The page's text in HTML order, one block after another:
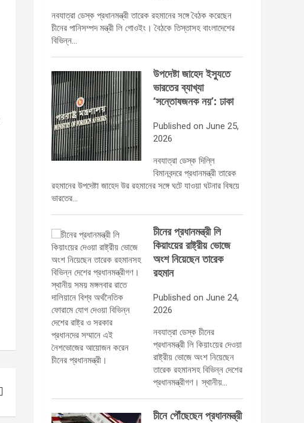
নবযাত্রা ডেস্ক প্রধানমন্ত্রী তারেক রহমানের সঙ্গে বৈঠক করেছেন
চীনের পানিসম্পদ মন্ত্রী লি গোওইং। বৈঠকে তিস্তাসহ বাংলাদেশের
বিভিন্ন…
উপদেষ্টা জাহেদ ইস্যুতে
ভারতের ব্যাখ্যা
‘সন্তোষজনক নয়’: ঢাকা
Published on June 25,
2026
নবযাত্রা ডেস্ক দিল্লি
বিমানবন্দরে প্রধানমন্ত্রী তারেক
রহমানের উপদেষ্টা জাহেদ উর রহমানের সঙ্গে ঘটে যাওয়া ঘটনার বিষয়ে
ভারতের…
চীনের প্রধানমন্ত্রী লি
কিয়াংয়ের রাষ্ট্রীয় ভোজে
অংশ নিয়েছেন তারেক
রহমান
Published on June 24,
2026
নবযাত্রা ডেস্ক চীনের
প্রধানমন্ত্রী লি কিয়াংয়ের দেওয়া
রাষ্ট্রীয় ভোজে অংশ নিয়েছেন
তারেক রহমানসহ বিভিন্ন দেশের
প্রধানমন্ত্রীগণ। স্থানীয়…
চীনে পৌঁছেছেন প্রধানমন্ত্রী